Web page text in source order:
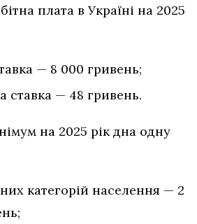
плата в Україні на 2025
— 8 000 гривень;
ставка — 48 гривень.
на 2025 рік дна одну
категорій населення — 2